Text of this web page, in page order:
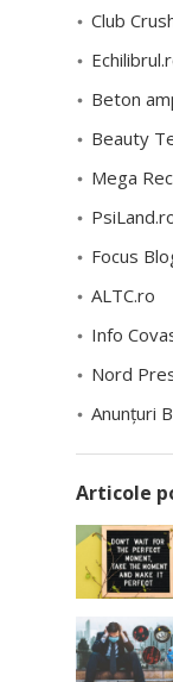
Club
Beton
Beauty
Mega
Focus
ALTC.ro
Info
Nord
Anunțuri
Articole